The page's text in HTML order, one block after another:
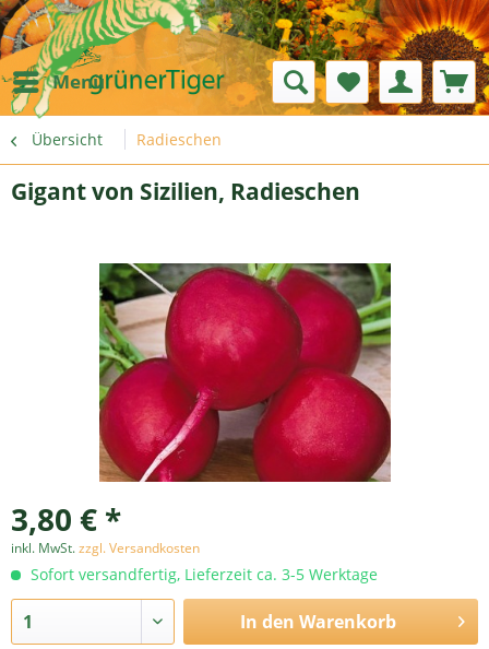
Menü
Übersicht Radieschen
Gigant von Sizilien, Radieschen
3,80 € *
inkl. MwSt.zzgl. Versandkosten
Sofort versandfertig, Lieferzeit ca. 3-5 Werktage
In den Warenkorb